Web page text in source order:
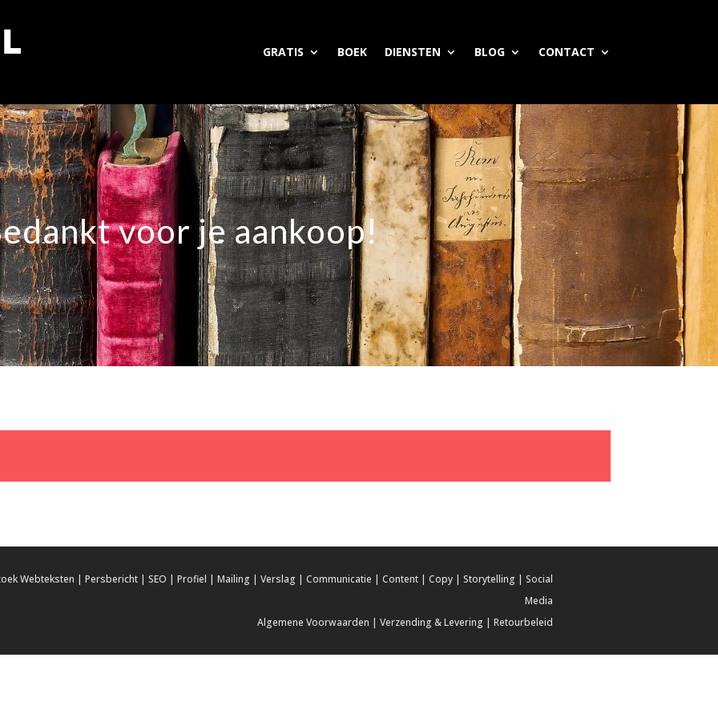
GRATIS BOEK DIENSTEN BLOG CONTACT
voor je aankoop!
Webteksten |Persbericht |SEO |Profiel |Mailing |Verslag |Communicatie |Content |Copy |Storytelling |Social
Media
Algemene Voorwaarden |Verzending & Levering |Retourbeleid